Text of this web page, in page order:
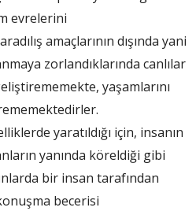
evrelerini
amaçlarının dışında yani
zorlandıklarında canlılar
yaşamlarını
yaratıldığı için, insanın
yanında köreldiği gibi
bir insan tarafından
becerisi